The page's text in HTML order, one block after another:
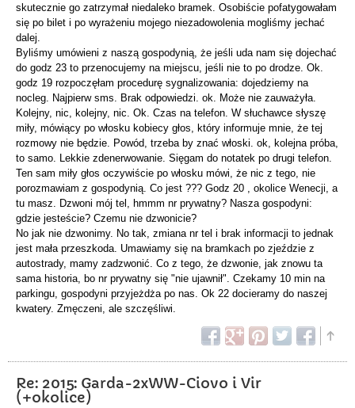
skutecznie go zatrzymał niedaleko bramek. Osobiście pofatygowałam
się po bilet i po wyrażeniu mojego niezadowolenia mogliśmy jechać
dalej.
Byliśmy umówieni z naszą gospodynią, że jeśli uda nam się dojechać
do godz 23 to przenocujemy na miejscu, jeśli nie to po drodze. Ok.
godz 19 rozpoczęłam procedurę sygnalizowania: dojedziemy na
nocleg. Najpierw sms. Brak odpowiedzi. ok. Może nie zauważyła.
Kolejny, nic, kolejny, nic. Ok. Czas na telefon. W słuchawce słyszę
miły, mówiący po włosku kobiecy głos, który informuje mnie, że tej
rozmowy nie będzie. Powód, trzeba by znać włoski. ok, kolejna próba,
to samo. Lekkie zdenerwowanie. Sięgam do notatek po drugi telefon.
Ten sam miły głos oczywiście po włosku mówi, że nic z tego, nie
porozmawiam z gospodynią. Co jest ??? Godz 20 , okolice Wenecji, a
tu masz. Dzwoni mój tel, hmmm nr prywatny? Nasza gospodyni:
gdzie jesteście? Czemu nie dzwonicie?
No jak nie dzwonimy. No tak, zmiana nr tel i brak informacji to jednak
jest mała przeszkoda. Umawiamy się na bramkach po zjeździe z
autostrady, mamy zadzwonić. Co z tego, że dzwonie, jak znowu ta
sama historia, bo nr prywatny się "nie ujawnił". Czekamy 10 min na
parkingu, gospodyni przyjeżdża po nas. Ok 22 docieramy do naszej
kwatery. Zmęczeni, ale szczęśliwi.
Re: 2015: Garda-2xWW-Ciovo i Vir
(+okolice)